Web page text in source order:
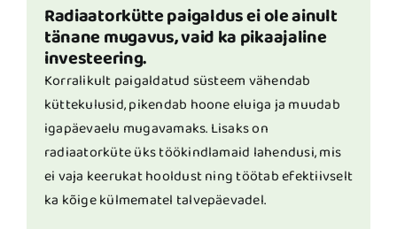
Radiaatorkütte paigaldus ei ole ainult
tänane mugavus, vaid ka pikaajaline
investeering.
Korralikult paigaldatud süsteem vähendab
küttekulusid, pikendab hoone eluiga ja muudab
igapäevaelu mugavamaks. Lisaks on
radiaatorküte üks töökindlamaid lahendusi, mis
ei vaja keerukat hooldust ning töötab efektiivselt
ka kõige külmematel talvepäevadel.